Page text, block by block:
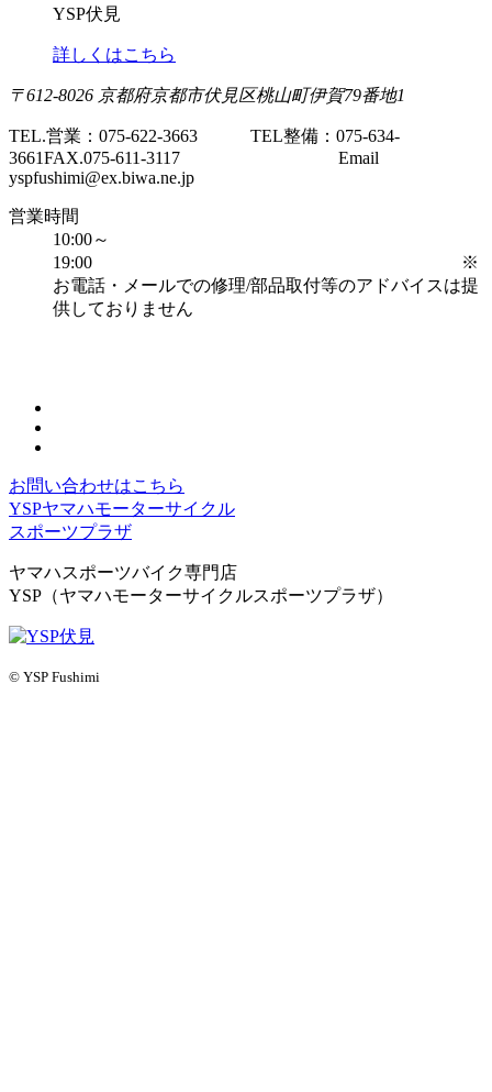
YSP伏見
詳しくはこちら
〒612-8026 京都府京都市伏見区桃山町伊賀79番地1
TEL.営業：075-622-3663 TEL整備：075-634-
3661FAX.075-611-3117 Email
yspfushimi@ex.biwa.ne.jp
営業時間
10:00～
19:00 ※
お電話・メールでの修理/部品取付等のアドバイスは提
供しておりません
お問い合わせはこちら
YSPヤマハモーターサイクル
スポーツプラザ
ヤマハスポーツバイク専門店
YSP（ヤマハモーターサイクルスポーツプラザ）
© YSP Fushimi